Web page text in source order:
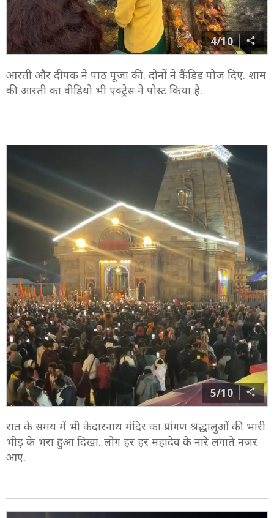
4/10
आरती और दीपक ने पाठ पूजा की. दोनों ने कैंडिड पोज दिए. शाम
की आरती का वीडियो भी एक्ट्रेस ने पोस्ट किया है.
5/10
रात के समय में भी केदारनाथ मंदिर का प्रांगण श्रद्धालुओं की भारी
भीड़ के भरा हुआ दिखा. लोग हर हर महादेव के नारे लगाते नजर
आए.